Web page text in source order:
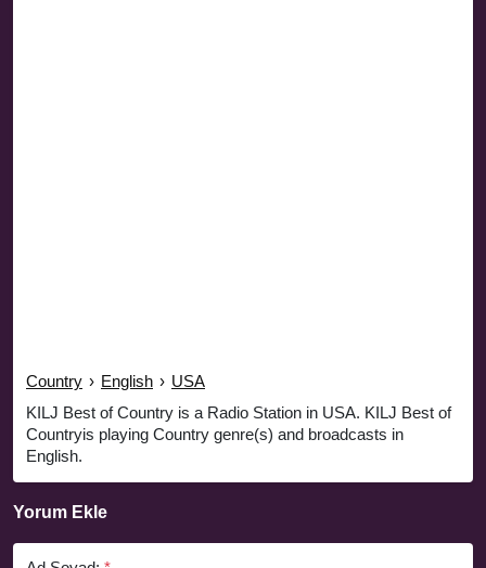
Country › English › USA
KILJ Best of Country is a Radio Station in USA. KILJ Best of
Countryis playing Country genre(s) and broadcasts in
English.
Yorum Ekle